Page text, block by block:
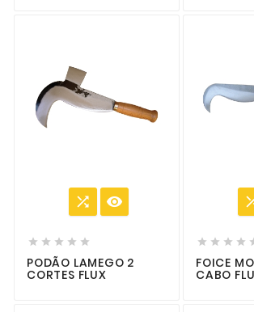
 
    
PODÃO LAMEGO 2
CORTES FLUX
   
FOICE
CABO